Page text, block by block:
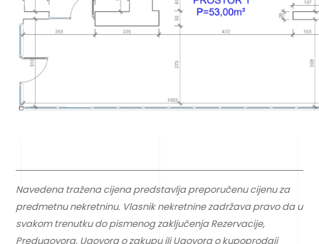
Navedena tražena cijena predstavlja preporučenu cijenu za
predmetnu nekretninu. Vlasnik nekretnine zadržava pravo da u
svakom trenutku do pismenog zaključenja Rezervacije,
Predugovora, Ugovora o zakupu ili Ugovora o kupoprodaji